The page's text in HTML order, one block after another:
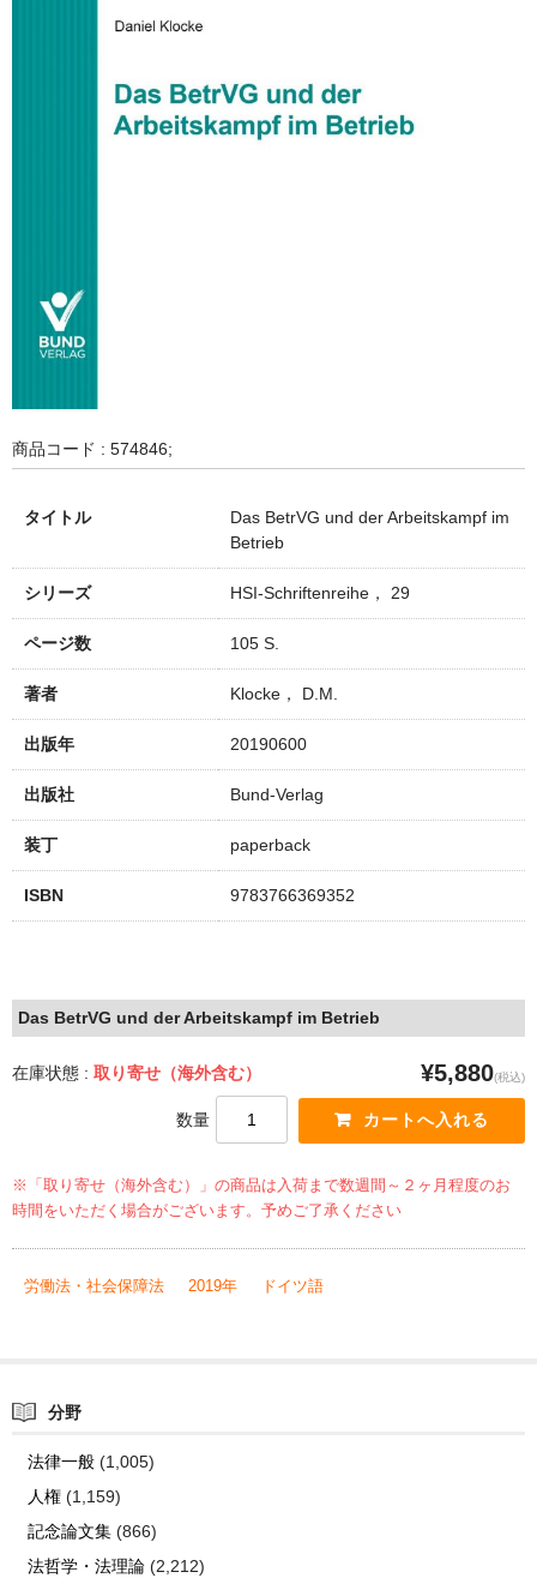
商品コード : 574846;
タイトル
Das BetrVG und der Arbeitskampf im
Betrieb
シリーズ HSI-Schriftenreihe， 29
ページ数 105 S.
著者 Klocke， D.M.
出版年 20190600
出版社 Bund-Verlag
装丁 paperback
ISBN 9783766369352
Das BetrVG und der Arbeitskampf im Betrieb
在庫状態 : 取り寄せ（海外含む） ¥5,880(税込)
数量
※「取り寄せ（海外含む）」の商品は入荷まで数週間～２ヶ月程度のお
時間をいただく場合がございます。予めご了承ください
労働法・社会保障法 2019年 ドイツ語
分野
法律一般(1,005)
人権(1,159)
記念論文集(866)
法哲学・法理論(2,212)